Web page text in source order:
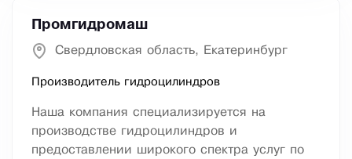
Промгидромаш
Свердловская область, Екатеринбург
Производитель гидроцилиндров
Наша компания специализируется на
производстве гидроцилиндров и
предоставлении широкого спектра услуг по